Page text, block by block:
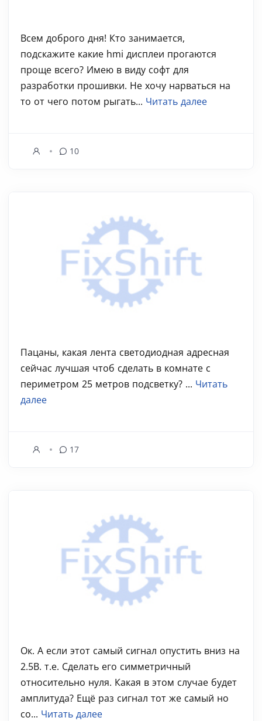
Всем доброго дня! Кто занимается,
подскажите какие hmi дисплеи прогаются
проще всего? Имею в виду софт для
разработки прошивки. Не хочу нарваться на
то от чего потом рыгать... Читать далее
10
Пацаны, какая лента светодиодная адресная
сейчас лучшая чтоб сделать в комнате с
периметром 25 метров подсветку? ... Читать
далее
17
Ок. А если этот самый сигнал опустить вниз на
2.5В. т.е. Сделать его симметричный
относительно нуля. Какая в этом случае будет
амплитуда? Ещё раз сигнал тот же самый но
со... Читать далее